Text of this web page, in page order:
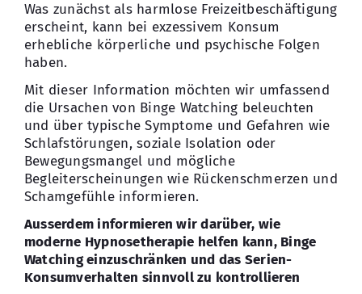
Was zunächst als harmlose Freizeitbeschäftigung
erscheint, kann bei exzessivem Konsum
erhebliche körperliche und psychische Folgen
haben.
Mit dieser Information möchten wir umfassend
die Ursachen von Binge Watching beleuchten
und über typische Symptome und Gefahren wie
Schlafstörungen, soziale Isolation oder
Bewegungsmangel und mögliche
Begleiterscheinungen wie Rückenschmerzen und
Schamgefühle informieren.
Ausserdem informieren wir darüber, wie
moderne Hypnosetherapie helfen kann, Binge
Watching einzuschränken und das Serien-
Konsumverhalten sinnvoll zu kontrollieren